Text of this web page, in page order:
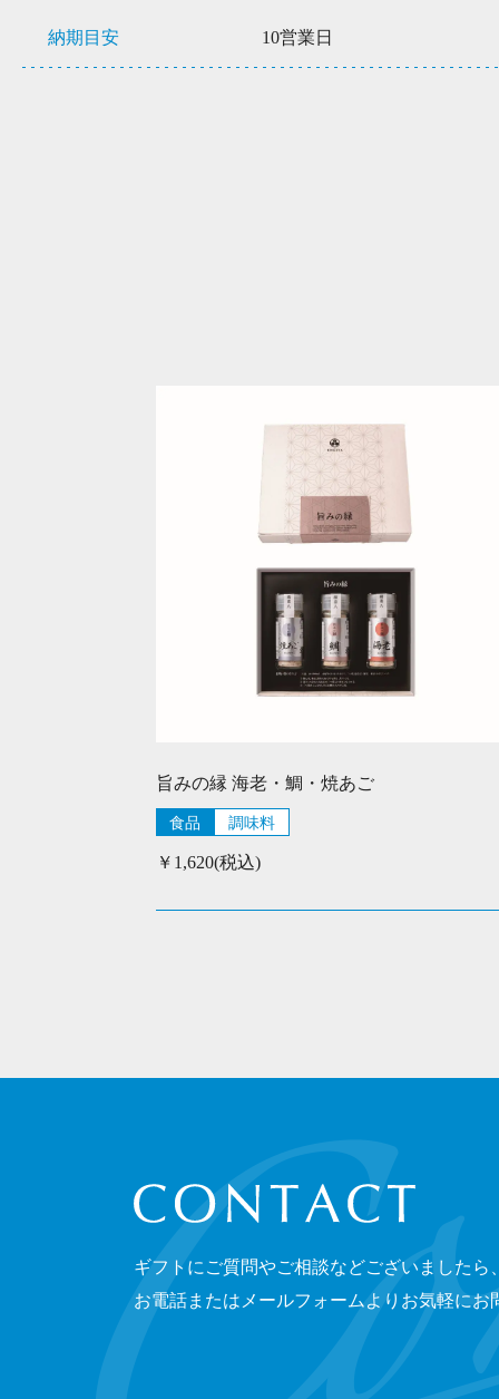
納期目安 10営業日
旨みの縁 海老・鯛・焼あご
食品 調味料
￥1,620(税込)
CONTACT
ギフトにご質問やご相談などございましたら
お電話またはメールフォームよりお気軽にお